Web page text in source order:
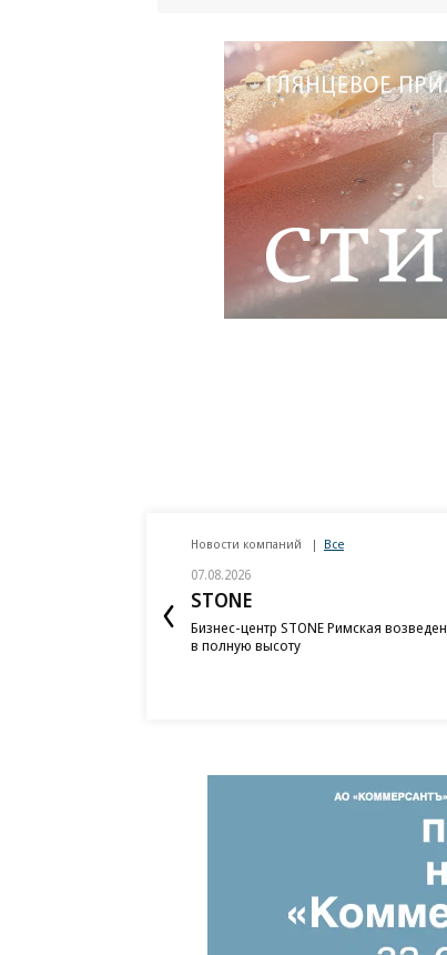
Новости компаний Все
07.08.2026
STONE
Бизнес-центр STONE Римская возведен
в полную высоту